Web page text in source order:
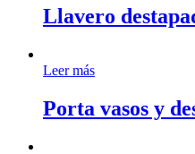
Llavero
Leer más
Porta vasos y